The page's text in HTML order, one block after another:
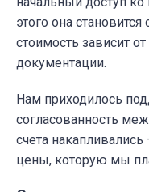
этого она
стоимость зависит
документации.
Нам приходилось
согласованность
счета
цены, которую мы